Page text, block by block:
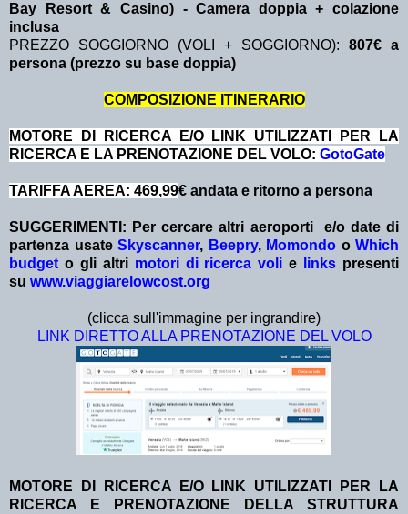
Bay Resort & Casino) - Camera doppia + colazione
inclusa
PREZZO SOGGIORNO (VOLI + SOGGIORNO): 807€ a
persona (prezzo su base doppia)
COMPOSIZIONE ITINERARIO
MOTORE DI RICERCA E/O LINK UTILIZZATI PER LA
RICERCA E LA PRENOTAZIONE DEL VOLO: GotoGate
TARIFFA AEREA: 469,99€ andata e ritorno a persona
SUGGERIMENTI: Per cercare altri aeroporti e/o date di
partenza usate Skyscanner, Beepry, Momondo o Which
budget o gli altri motori di ricerca voli e links presenti
su www.viaggiarelowcost.org
(clicca sull'immagine per ingrandire)
LINK DIRETTO ALLA PRENOTAZIONE DEL VOLO
MOTORE DI RICERCA E/O LINK UTILIZZATI PER LA
RICERCA E PRENOTAZIONE DELLA STRUTTURA